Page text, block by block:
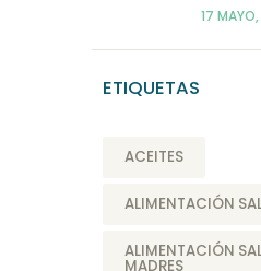
17
ETIQUETAS
ACEITES
ALIMENTACIÓN
ALIMENTACIÓN
MADRES